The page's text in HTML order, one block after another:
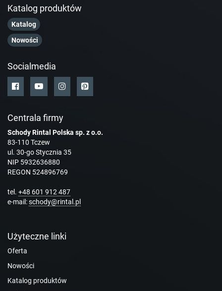
Katalog produktów
Katalog
Nowości
Socialmedia
Centrala firmy
Schody Rintal Polska sp. z o.o.
83-110 Tczew
ul. 30-go Stycznia 35
NIP 5932636880
REGON 524896769
tel. +48 601 912 487
e-mail:schody@rintal.pl
Użyteczne linki
Oferta
Nowości
Katalog produktów